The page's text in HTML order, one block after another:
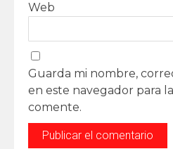
Web
Guarda mi nombre,
en este navegador para
comente.